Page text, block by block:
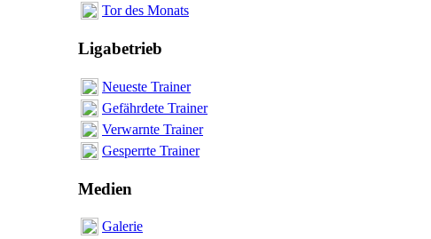
Tor des Monats
Ligabetrieb
Neueste Trainer
Gefährdete Trainer
Verwarnte Trainer
Gesperrte Trainer
Medien
Galerie